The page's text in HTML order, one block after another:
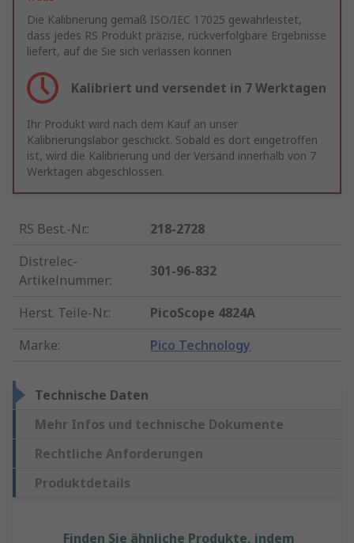
Die Kalibrierung gemäß ISO/IEC 17025 gewährleistet,
dass jedes RS Produkt präzise, rückverfolgbare Ergebnisse
liefert, auf die Sie sich verlassen können
Kalibriert und versendet in 7 Werktagen
Ihr Produkt wird nach dem Kauf an unser
Kalibrierungslabor geschickt. Sobald es dort eingetroffen
ist, wird die Kalibrierung und der Versand innerhalb von 7
Werktagen abgeschlossen.
RS Best.-Nr.:
218-2728
Distrelec-
Artikelnummer:
301-96-832
Herst. Teile-Nr.:
PicoScope 4824A
Marke: Pico Technology
Technische Daten
Mehr Infos und technische Dokumente
Rechtliche Anforderungen
Produktdetails
Finden Sie ähnliche Produkte, indem